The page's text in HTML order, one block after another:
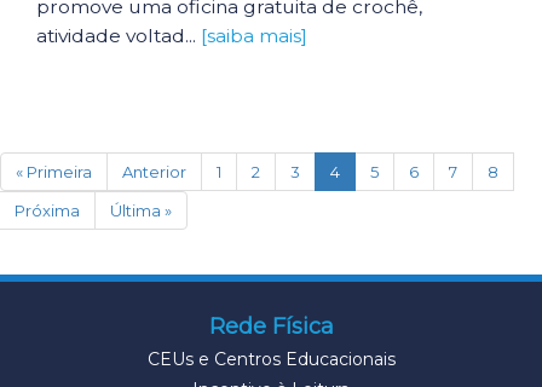
promove uma oficina gratuita de crochê,
atividade voltad... [saiba mais]
« Primeira Anterior 1 2 3 4(current)
5 6 7
8
Próxima
Última »
Rede Física
CEUs e Centros Educacionais